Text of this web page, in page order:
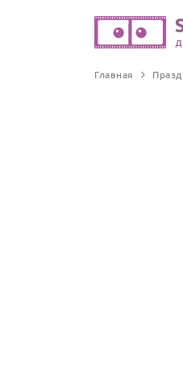
Главная